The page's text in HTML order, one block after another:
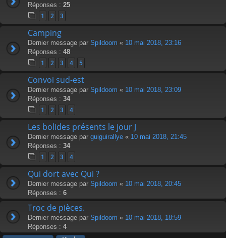
Réponses : 25
1 2 3
Camping
Dernier message par Spildoom « 10 mai 2018, 23:16
Réponses : 48
1 2 3 4 5
Convoi sud-est
Dernier message par Spildoom « 10 mai 2018, 23:09
Réponses : 34
1 2 3 4
Les bolides présents le jour J
Dernier message par guiguirallye « 10 mai 2018, 21:45
Réponses : 34
1 2 3 4
Qui dort avec Qui ?
Dernier message par Spildoom « 10 mai 2018, 20:45
Réponses : 6
Troc de pièces.
Dernier message par Spildoom « 10 mai 2018, 18:59
Réponses : 4